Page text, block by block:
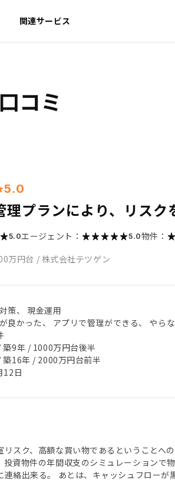
関連サービス
コミ
5.0
理プランにより、リスク
5.0エージェント： 5.0物件：
万円台 / 株式会社テツゲン
策、 現金運用
良かった、 アプリで管理ができる、 やら
築9年 / 1000万円台後半
築16年 / 2000万円台前半
12日
リスク、高額な買い物であるということへ
投資物件の年間収支のシミュレーションで
絡出来る。 あとは、キャッシュフローが